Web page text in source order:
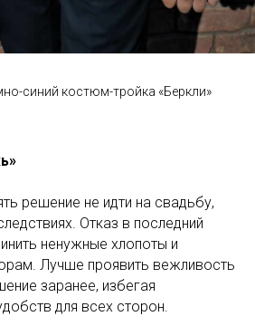
синий костюм-тройка «Беркли»
решение не идти на свадьбу,
Отказ в последний
ненужные хлопоты и
Лучше проявить вежливость
заранее, избегая
для всех сторон.